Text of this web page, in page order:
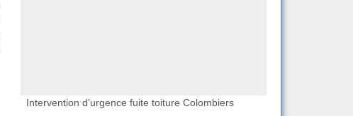
Intervention d'urgence fuite toiture Colombiers